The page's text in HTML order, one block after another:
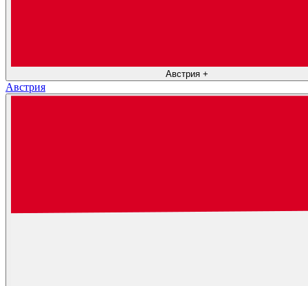
Австрия +
Австрия